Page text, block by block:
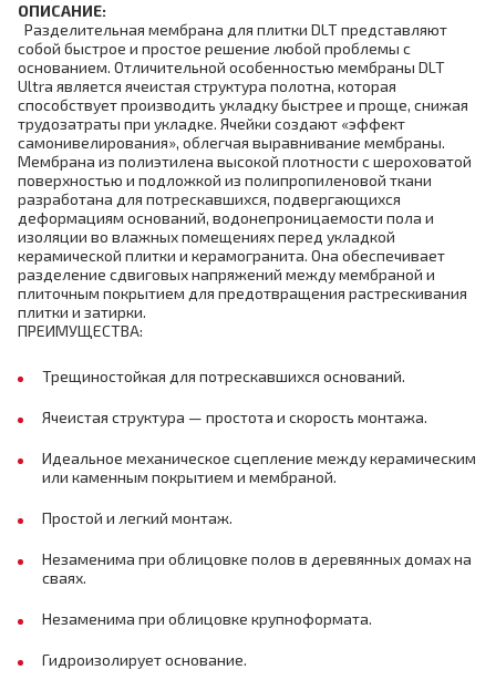
ОПИСАНИЕ:
Разделительная мембрана для плитки DLT представляют
собой быстрое и простое решение любой проблемы с
основанием. Отличительной особенностью мембраны DLT
Ultra является ячеистая структура полотна, которая
способствует производить укладку быстрее и проще, снижая
трудозатраты при укладке. Ячейки создают «эффект
самонивелирования», облегчая выравнивание мембраны.
Мембрана из полиэтилена высокой плотности с шероховатой
поверхностью и подложкой из полипропиленовой ткани
разработана для потрескавшихся, подвергающихся
деформациям оснований, водонепроницаемости пола и
изоляции во влажных помещениях перед укладкой
керамической плитки и керамогранита. Она обеспечивает
разделение сдвиговых напряжений между мембраной и
плиточным покрытием для предотвращения растрескивания
плитки и затирки.
ПРЕИМУЩЕСТВА:
Трещиностойкая для потрескавшихся оснований.
Ячеистая структура — простота и скорость монтажа.
Идеальное механическое сцепление между керамическим
или каменным покрытием и мембраной.
Простой и легкий монтаж.
Незаменима при облицовке полов в деревянных домах на
сваях.
Незаменима при облицовке крупноформата.
Гидроизолирует основание.